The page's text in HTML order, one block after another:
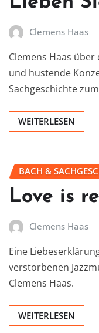
Clemens Haas
Clemens Haas
und hustende
Sachgeschichte
WEITERLESEN
BACH &
Love is
Clemens Haas
Eine
verstorbenen
Clemens Haas.
WEITERLESEN